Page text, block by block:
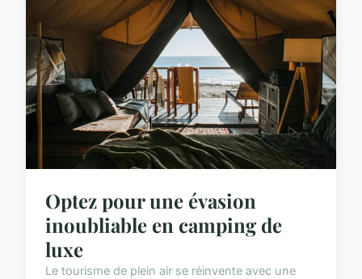
Optez pour une évasion
inoubliable en camping de
luxe
Le tourisme de plein air se réinvente avec une